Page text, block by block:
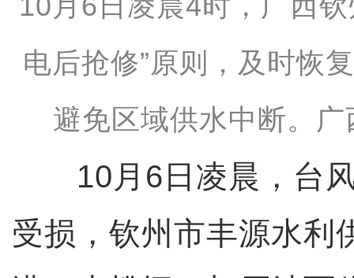
电后抢修”原则，及时恢
避免区域供水中断。
10月6日凌晨，台风
受损，钦州市丰源水利